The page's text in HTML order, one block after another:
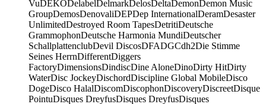
VuDEKODelabelDelmarkDelosDeltaDemonDemon Music
GroupDemosDenovaliDEPDep InternationalDeramDesaster
UnlimitedDestroyed Room TapesDetritiDeutsche
GrammophonDeutsche Harmonia MundiDeutscher
SchallplattenclubDevil DiscosDFADGCdh2Die Stimme
Seines HerrnDifferentDiggers
FactoryDimensionsDindiscDine AloneDinoDirty HitDirty
WaterDisc JockeyDischordDiscipline Global MobileDisco
DogeDisco HalalDiscomDiscophonDiscoveryDiscreetDisque
PointuDisques DreyfusDisques DreyfusDisques